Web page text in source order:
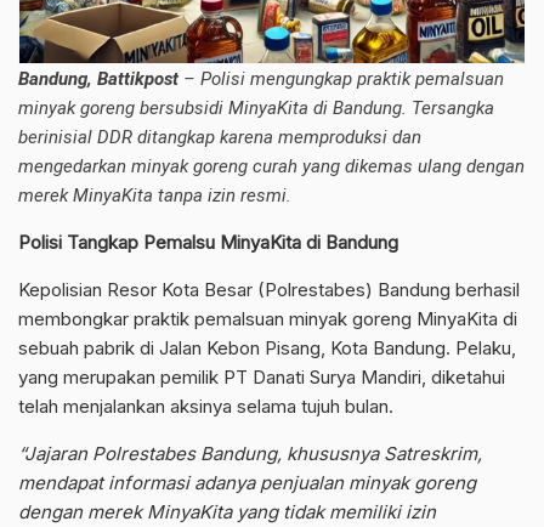
Bandung, Battikpost – Polisi mengungkap praktik pemalsuan
minyak goreng bersubsidi MinyaKita di Bandung. Tersangka
berinisial DDR ditangkap karena memproduksi dan
mengedarkan minyak goreng curah yang dikemas ulang dengan
merek MinyaKita tanpa izin resmi.
Polisi Tangkap Pemalsu MinyaKita di Bandung
Kepolisian Resor Kota Besar (Polrestabes) Bandung berhasil
membongkar praktik pemalsuan minyak goreng MinyaKita di
sebuah pabrik di Jalan Kebon Pisang, Kota Bandung. Pelaku,
yang merupakan pemilik PT Danati Surya Mandiri, diketahui
telah menjalankan aksinya selama tujuh bulan.
“Jajaran Polrestabes Bandung, khususnya Satreskrim,
mendapat informasi adanya penjualan minyak goreng
dengan merek MinyaKita yang tidak memiliki izin